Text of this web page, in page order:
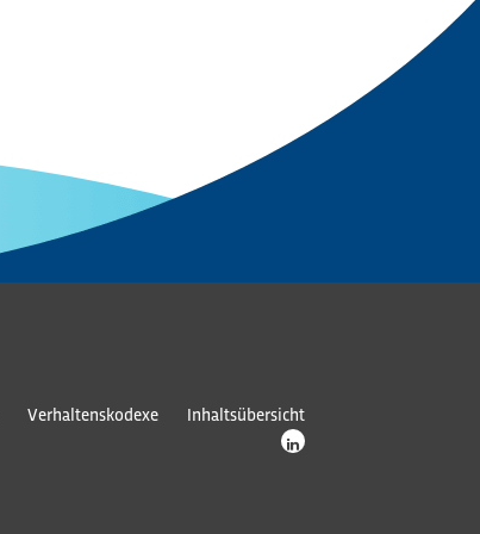
Verhaltenskodexe Inhaltsübersicht